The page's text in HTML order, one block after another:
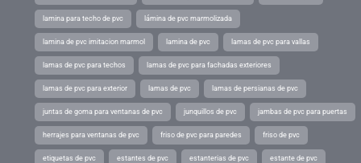
lamina para techo de pvc lámina de pvc marmolizada
lamina de pvc imitacion marmol lamina de pvc lamas de pvc para vallas
lamas de pvc para techos lamas de pvc para fachadas exteriores
lamas de pvc para exterior lamas de pvc lamas de persianas de pvc
juntas de goma para ventanas de pvc junquillos de pvc jambas de pvc para puertas
herrajes para ventanas de pvc friso de pvc para paredes friso de pvc
etiquetas de pvc estantes de pvc estanterias de pvc estante de pvc